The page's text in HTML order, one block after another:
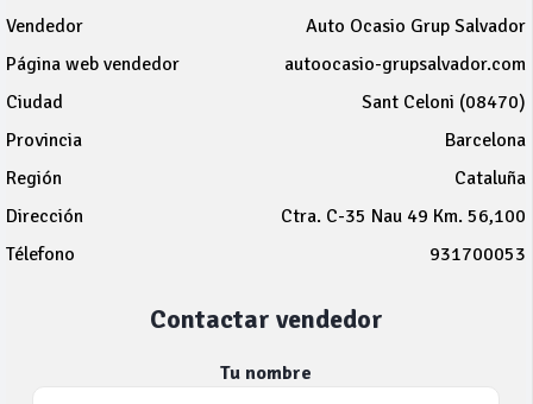
Vendedor
Auto Ocasio Grup Salvador
Página web vendedor
autoocasio-grupsalvador.com
Ciudad
Sant Celoni (08470)
Provincia
Barcelona
Región
Cataluña
Dirección
Ctra. C-35 Nau 49 Km. 56,100
Télefono
931700053
Contactar vendedor
Tu nombre